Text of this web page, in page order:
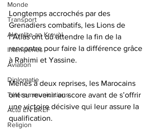
Monde
Transport
Aktyalite an Kreyòl
Intempéries
Aviation
Diplomatie
Télécommunications
Actu EN BREF
Religion
Longtemps accrochés par des
Grenadiers combatifs, les Lions de
l’Atlas ont dû attendre la fin de la
rencontre pour faire la différence grâce
à Rahimi et Yassine.
Menés à deux reprises, les Marocains
ont su revenir au score avant de s’offrir
une victoire décisive qui leur assure la
qualification.